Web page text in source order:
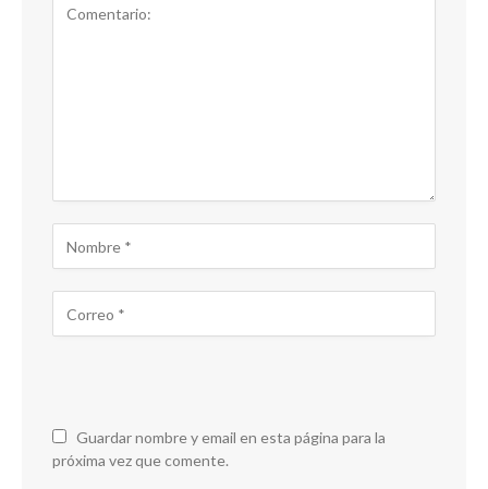
Guardar nombre y email en esta página para la
próxima vez que comente.